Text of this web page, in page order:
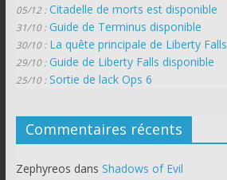
05/12 : Citadelle de morts est disponible
31/10 : Guide de Terminus disponible
30/10 : La quête principale de Liberty Falls
29/10 : Guide de Liberty Falls disponible
25/10 : Sortie de lack Ops 6
Commentaires récents
Zephyreos dans Shadows of Evil